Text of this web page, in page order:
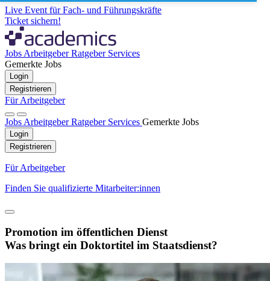
Live Event für Fach- und Führungskräfte
Ticket sichern!
Jobs ArbeitgeberRatgeber Services
Gemerkte Jobs
Login
Registrieren
Für Arbeitgeber
Jobs ArbeitgeberRatgeber Services Gemerkte Jobs
Login
Registrieren
Für Arbeitgeber
Finden Sie qualifizierte Mitarbeiter:innen
Promotion im öffentlichen Dienst
Was bringt ein Doktortitel im Staatsdienst?